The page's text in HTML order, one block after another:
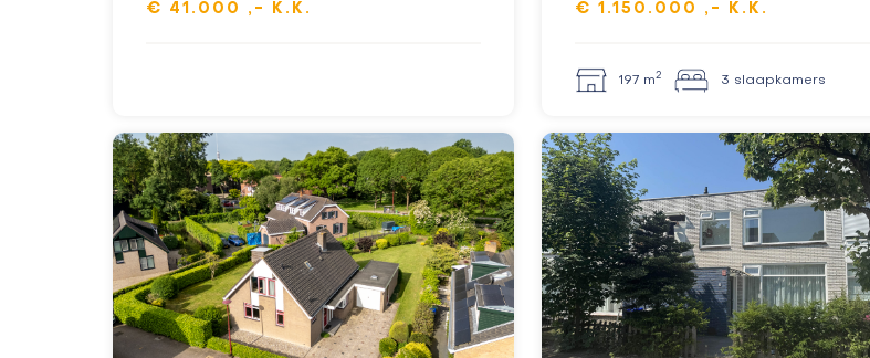
€ 41.000 ,- K.K. € 1.150.000 ,- K.K.
197 m2 3 slaapkamers